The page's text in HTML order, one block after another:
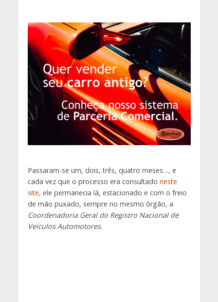
Passaram-se um, dois, três, quatro meses…, e
cada vez que o processo era consultado neste
site, ele permanecia lá, estacionado e com o freio
de mão puxado, sempre no mesmo órgão, a
Coordenadoria Geral do Registro Nacional de
Veículos Automotores.